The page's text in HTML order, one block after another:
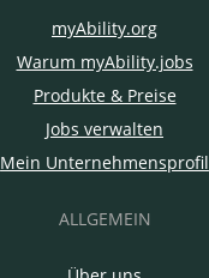
myAbility.org
Warum myAbility.jobs
Produkte & Preise
Jobs verwalten
Mein Unternehmensprofil
ALLGEMEIN